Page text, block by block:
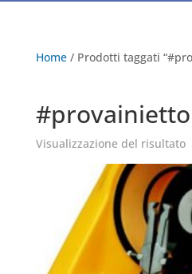
Home/ Prodotti taggati
Visualizzazione del risultato